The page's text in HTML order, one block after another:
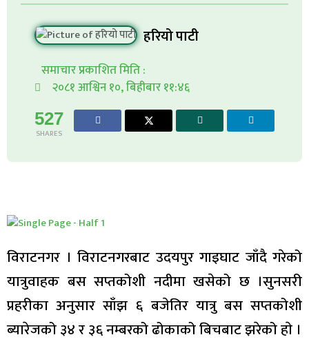
हरियो पाटी
समाचार प्रकाशित मिति :
२०८१ आश्विन १०, बिहीबार ११:४६
527
SHARES
विराटनगर । विराटनगरबाट उदयपुर गाइघाट जाँदै गरेको
यात्रुवाहक बस सप्तकोशी नदीमा खसेको छ ।सुनसरी
प्रहरीका अनुसार साँझ ६ बजेतिर यात्रु बस सप्तकोशी
ब्यारेजको ३४ र ३६ नम्बरको ढोकाको बिचबाट झरेको हाे ।